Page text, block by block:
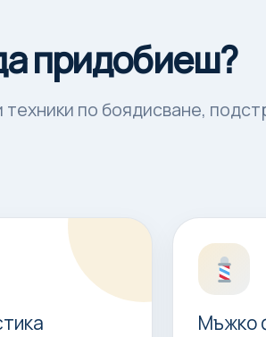
придобиеш?
по боядисване,
Мъжко